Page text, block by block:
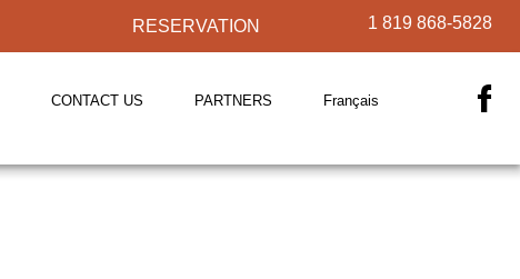
RESERVATION 1 819 868-5828
CONTACT US PARTNERS Français